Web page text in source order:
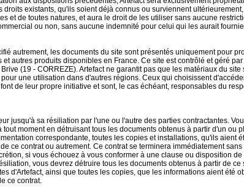
droits existants, qu'ils soient déjà connus ou surviennent
et de toutes natures, et aura le droit de les utiliser sans aucune
ou non, sans aucune indemnité pour celui qui les aurait
autrement, les documents du site sont présentés uniquement pour
et autres produits disponibles en France. Ce site est contrôlé et géré par
(19 - CORREZE). Artefact ne garantit pas que les matériaux du site
une utilisation dans d'autres régions. Ceux qui choisissent
de leur propre initiative et sont, le cas échéant, responsables du
jusqu'à sa résiliation par l'une ou l'autre des parties contractantes.
tout moment en détruisant tous les documents obtenus à partir d'un ou
correspondante, toutes les copies et installations, qu'ils aient
ce contrat ou autrement. Ce contrat se terminera immédiatement
si vous échouez à vous conformer à une clause ou disposition de
vous devrez détruire tous les documents obtenus à partir de ce
d'Artefact, ainsi que toutes les copies, que les informations aient été
ce contrat.